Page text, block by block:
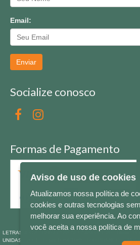
Email:
Enviar
Socialize conosco
Formas de Pagamento
LETRAS & CIA - CNPJ n° 88.587.548/0001-20 - Térreo
UNIDAS , 2001 - Lojas 1064/1065 - RIO BRANCO - -
Aviso de uso de cookies
Atualizamos nossa política de
cookies e outras tecnologias
melhorar sua experiência. Ao
você aceita a nossa política de